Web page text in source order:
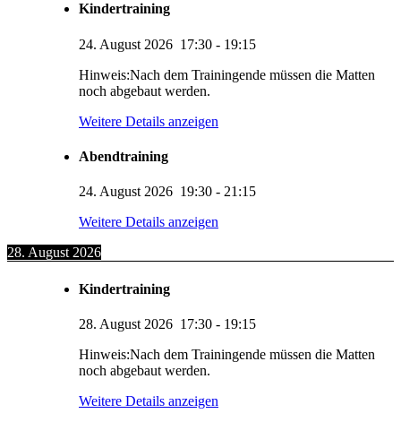
Kindertraining
24. August 2026 17:30 - 19:15
Hinweis:Nach dem Trainingende müssen die Matten
noch abgebaut werden.
Weitere Details anzeigen
Abendtraining
24. August 2026 19:30 - 21:15
Weitere Details anzeigen
28. August 2026
Kindertraining
28. August 2026 17:30 - 19:15
Hinweis:Nach dem Trainingende müssen die Matten
noch abgebaut werden.
Weitere Details anzeigen